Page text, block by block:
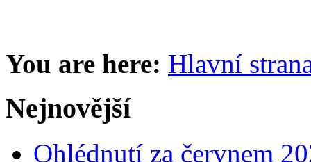
You are here: Hlavní
Nejnovější
Ohlédnutí za červnem